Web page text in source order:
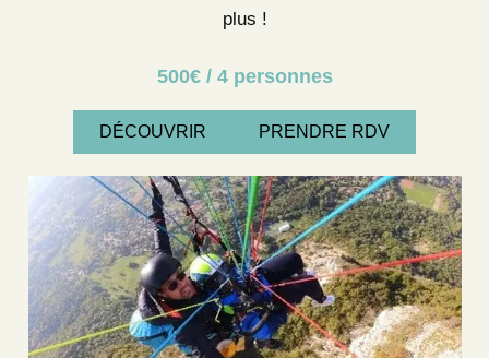
plus !
500€ / 4 personnes
DÉCOUVRIR PRENDRE RDV